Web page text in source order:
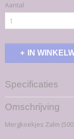
Aantal
IN
Specificaties
Productcode
15-K
EAN code
Omschrijving
Mergkoekjes Zalm